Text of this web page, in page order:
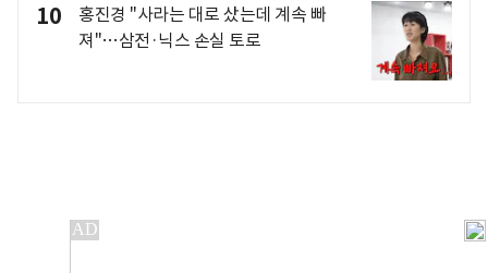
10
홍진경 "사라는 대로 샀는데 계속 빠
져"…삼전·닉스 손실 토로